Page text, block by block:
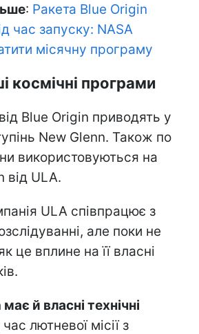
: Ракета Blue Origin
час запуску: NASA
місячну програму
космічні програми
Blue Origin приводять у
New Glenn. Також по
використовуються на
від ULA.
ULA співпрацює з
але поки не
це вплине на її власні
й власні технічні
час лютневої місії з